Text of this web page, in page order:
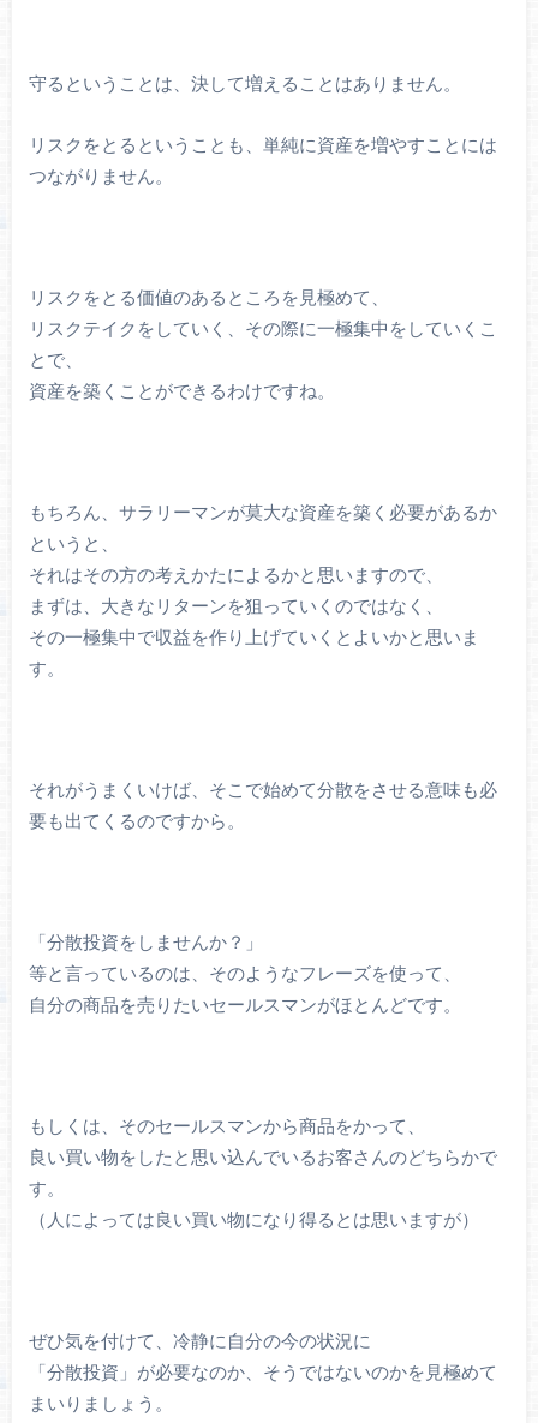
守るということは、決して増えることはありません。
リスクをとるということも、単純に資産を増やすことには
つながりません。
リスクをとる価値のあるところを見極めて、
リスクテイクをしていく、その際に一極集中をしていくこ
とで、
資産を築くことができるわけですね。
もちろん、サラリーマンが莫大な資産を築く必要があるか
というと、
それはその方の考えかたによるかと思いますので、
まずは、大きなリターンを狙っていくのではなく、
その一極集中で収益を作り上げていくとよいかと思いま
す。
それがうまくいけば、そこで始めて分散をさせる意味も必
要も出てくるのですから。
「分散投資をしませんか？」
等と言っているのは、そのようなフレーズを使って、
自分の商品を売りたいセールスマンがほとんどです。
もしくは、そのセールスマンから商品をかって、
良い買い物をしたと思い込んでいるお客さんのどちらかで
す。
（人によっては良い買い物になり得るとは思いますが）
ぜひ気を付けて、冷静に自分の今の状況に
「分散投資」が必要なのか、そうではないのかを見極めて
まいりましょう。